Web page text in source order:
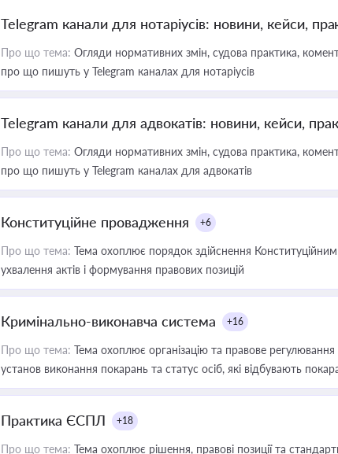
Telegram канали для нотаріусів: новини, кейси,
Про що тема: Огляди нормативних змін, судова практика,
про що пишуть у Telegram каналах для нотаріусів
Telegram канали для адвокатів: новини, кейси,
Про що тема: Огляди нормативних змін, судова практика,
про що пишуть у Telegram каналах для адвокатів
Конституційне провадження +6
Про що тема: Тема охоплює порядок здійснення
ухвалення актів і формування правових позицій
Кримінально-виконавча система +16
Про що тема: Тема охоплює організацію та правове регулювання
установ виконання покарань та статус осіб, які відбувають
Практика ЄСПЛ +18
Про що тема: Тема охоплює рішення, правові позиції та